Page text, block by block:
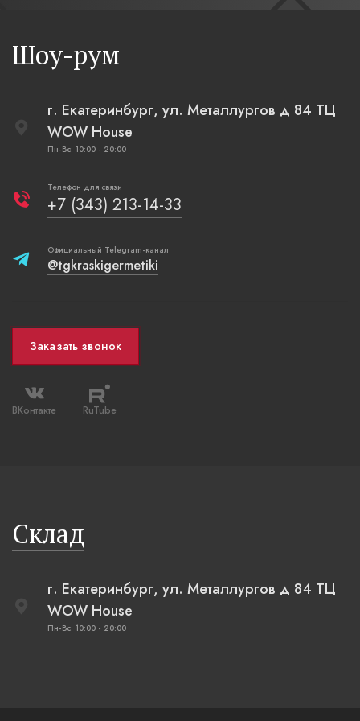
Шоу-рум
г. Екатеринбург, ул. Металлургов д 84 ТЦ
WOW House
Пн-Вс: 10:00 - 20:00
Телефон для связи
+7 (343) 213-14-33
Официальный Telegram-канал
@tgkraskigermetiki
Заказать звонок
ВКонтакте RuTube
Склад
г. Екатеринбург, ул. Металлургов д 84 ТЦ
WOW House
Пн-Вс: 10:00 - 20:00